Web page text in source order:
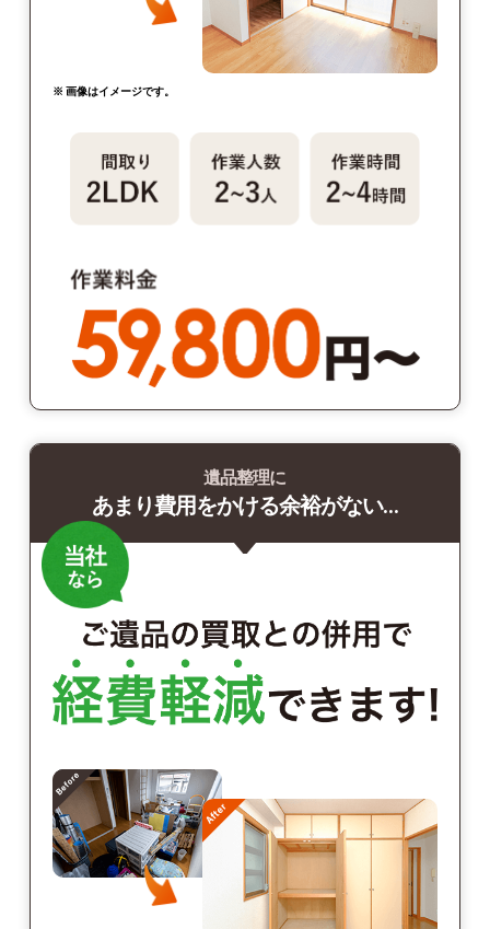
※ 画像はイメージです。
遺品整理に
あまり費用をかける余裕がない…